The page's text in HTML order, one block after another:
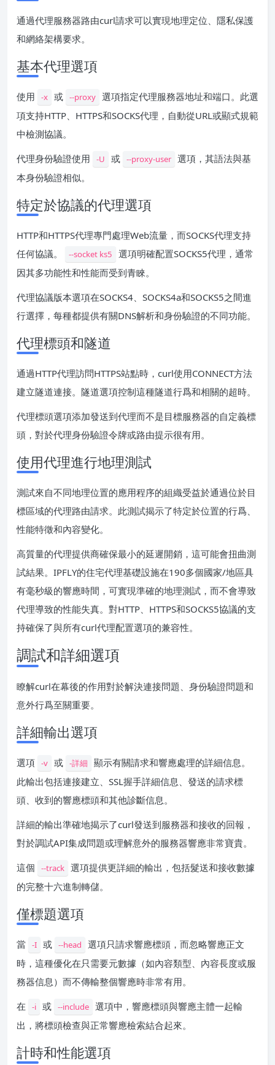
通過代理服務器路由curl請求可以實現地理定位、隱私保護
和網絡架構要求。
基本代理選項
使用 -x 或 --proxy 選項指定代理服務器地址和端口。此選
項支持HTTP、HTTPS和SOCKS代理，自動從URL或顯式規範
中檢測協議。
代理身份驗證使用
-U 或 --proxy-user 選項，其語法與基
本身份驗證相似。
特定於協議的代理選項
HTTP和HTTPS代理專門處理Web流量，而SOCKS代理支持
任何協議。
--socket ks5
選項明確配置SOCKS5代理，通常
因其多功能性和性能而受到青睞。
代理協議版本選項在SOCKS4、SOCKS4a和SOCKS5之間進
行選擇，每種都提供有關DNS解析和身份驗證的不同功能。
代理標頭和隧道
通過HTTP代理訪問HTTPS站點時，curl使用CONNECT方法
建立隧道連接。隧道選項控制這種隧道行爲和相關的超時。
代理標頭選項添加發送到代理而不是目標服務器的自定義標
頭，對於代理身份驗證令牌或路由提示很有用。
使用代理進行地理測試
測試來自不同地理位置的應用程序的組織受益於通過位於目
標區域的代理路由請求。此測試揭示了特定於位置的行爲、
性能特徵和內容變化。
高質量的代理提供商確保最小的延遲開銷，這可能會扭曲測
試結果。IPFLY的住宅代理基礎設施在190多個國家/地區具
有毫秒級的響應時間，可實現準確的地理測試，而不會導致
代理導致的性能失真。對HTTP、HTTPS和SOCKS5協議的支
持確保了與所有curl代理配置選項的兼容性。
調試和詳細選項
瞭解curl在幕後的作用對於解決連接問題、身份驗證問題和
意外行爲至關重要。
詳細輸出選項
選項 -v 或 -詳細
顯示有關請求和響應處理的詳細信息。
此輸出包括連接建立、SSL握手詳細信息、發送的請求標
頭、收到的響應標頭和其他診斷信息。
詳細的輸出準確地揭示了curl發送到服務器和接收的回報，
對於調試API集成問題或理解意外的服務器響應非常寶貴。
這個
--track 選項提供更詳細的輸出，包括髮送和接收數據
的完整十六進制轉儲。
僅標題選項
當 -I 或 --head
選項只請求響應標頭，而忽略響應正文
時，這種優化在只需要元數據（如內容類型、內容長度或服
務器信息）而不傳輸整個響應時非常有用。
在
-i 或 --include 選項中，響應標頭與響應主體一起輸
出，將標頭檢查與正常響應檢索結合起來。
計時和性能選項